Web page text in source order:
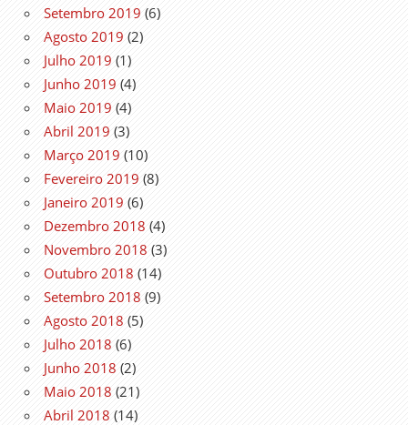
Setembro 2019 (6)
Agosto 2019 (2)
Julho 2019 (1)
Junho 2019 (4)
Maio 2019 (4)
Abril 2019 (3)
Março 2019 (10)
Fevereiro 2019 (8)
Janeiro 2019 (6)
Dezembro 2018 (4)
Novembro 2018 (3)
Outubro 2018 (14)
Setembro 2018 (9)
Agosto 2018 (5)
Julho 2018 (6)
Junho 2018 (2)
Maio 2018 (21)
Abril 2018 (14)